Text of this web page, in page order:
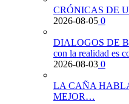
CRÓNICAS DE
2026-08-05 0
DIALOGOS DE
con la realidad es
2026-08-03 0
LA CAÑA
MEJOR…